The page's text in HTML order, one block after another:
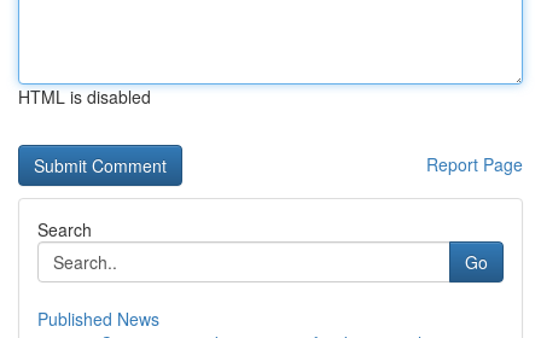
HTML is disabled
Report Page
Search
Go
Published News